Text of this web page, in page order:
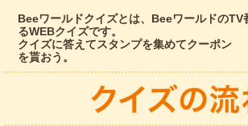
Beeワールドクイズとは、BeeワールドのTV
るWEBクイズです。
クイズに答えてスタンプを集めてクーポン
を貰おう。